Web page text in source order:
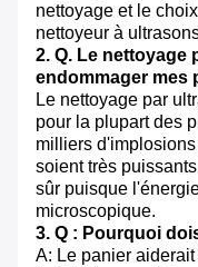
nettoyage et le
nettoyeur à
2. Q. Le nettoyage
endommager mes
Le nettoyage par
pour la plupart des
milliers
soient très
sûr puisque
microscopique.
3. Q : Pourquoi
A: Le panier